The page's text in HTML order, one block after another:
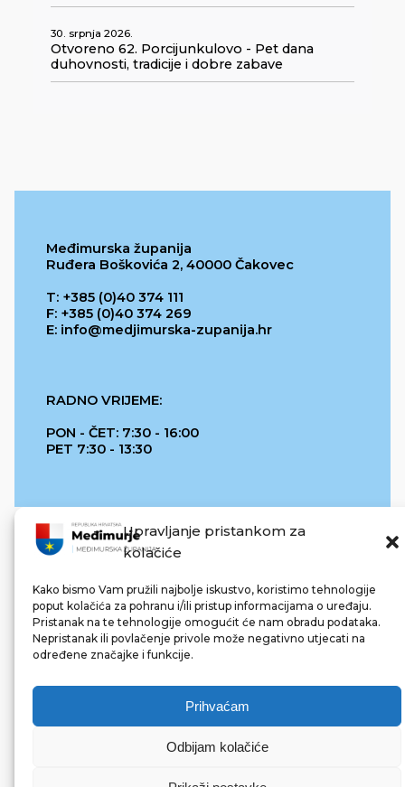
Upravljanje pristankom za
kolačiće
Kako bismo Vam pružili najbolje iskustvo, koristimo tehnologije
poput kolačića za pohranu i/ili pristup informacijama o uređaju.
Pristanak na te tehnologije omogućit će nam obradu podataka.
Nepristanak ili povlačenje privole može negativno utjecati na
određene značajke i funkcije.
Prihvaćam
Odbijam kolačiće
30. srpnja 2026.
Otvoreno 62. Porcijunkulovo - Pet dana
duhovnosti, tradicije i dobre zabave
Međimurska županija
Ruđera Boškovića 2, 40000 Čakovec
T: +385 (0)40 374 111
F: +385 (0)40 374 269
E: info@medjimurska-zupanija.hr
RADNO VRIJEME:
PON - ČET: 7:30 - 16:00
PET 7:30 - 13:30
REPUBLIKA HRVATSKA
© 2022 Međimurska županija. Sva prava pridržana.